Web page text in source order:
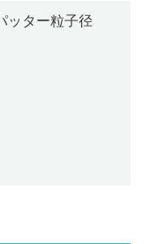
ッター粒子径